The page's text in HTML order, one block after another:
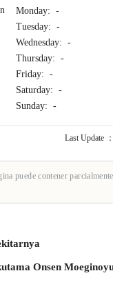
Monday: -
Tuesday: -
Wednesday: -
Thursday: -
Friday: -
Saturday: -
Sunday: -
Last Update ：
puede contener
Onsen